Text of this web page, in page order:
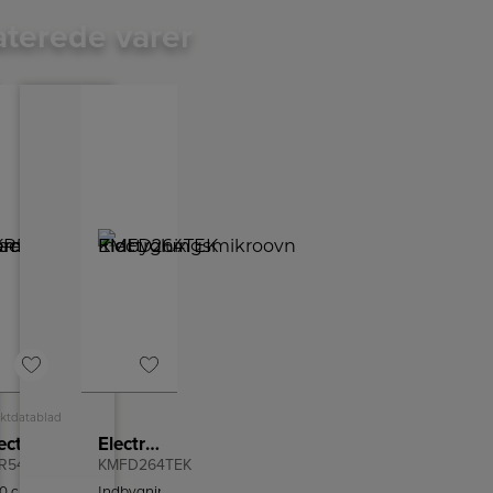
varer
Electrolux Indbygningsmikroovn
KMFD264TEK